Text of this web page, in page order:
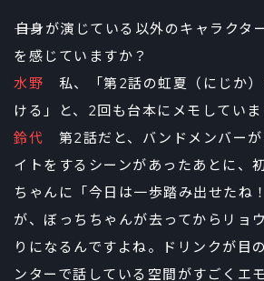
――自身が演じている以外のキャラク
を感じていますか？
水野 私、「第2話の虹夏（にじか
ける」と、2回も台本にメモしていま
鈴代 第2話だと、バンドメンバー
イトをするシーンがあったあとに、
ちゃんに「今日は一歩踏み出せたね
が、ぼっちちゃんが去ってからリョ
りになるんですよね。ドリンクが目
ンターで話している空間がすごくエ